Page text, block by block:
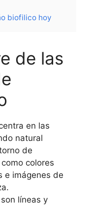
biofilico hoy
de las
en las
natural
de
colores
e imágenes de
son líneas y